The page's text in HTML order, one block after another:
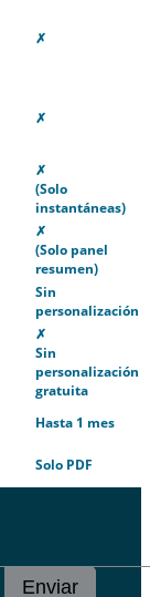
✗
✗
✗
(Solo
instantáneas)
✗
(Solo panel
resumen)
Sin
personalización
✗
Sin
personalización
gratuita
Hasta 1 mes
Solo PDF
Enviar